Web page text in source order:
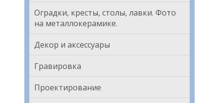
Оградки, кресты, столы, лавки. Фото
на металлокерамике.
Декор и аксессуары
Гравировка
Проектирование